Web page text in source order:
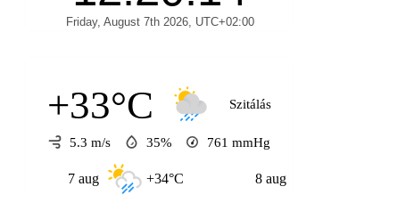
+33°C Szitálás
5.3 m/s 35% 761 mmHg
+34°C +31°C